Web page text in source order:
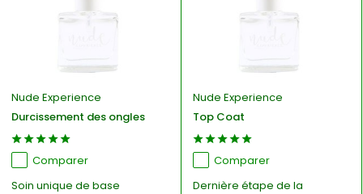
Nude Experience
Durcissement des ongles
Comparer
Soin unique de base
Nude Experience
Top Coat
Comparer
Dernière étape de la